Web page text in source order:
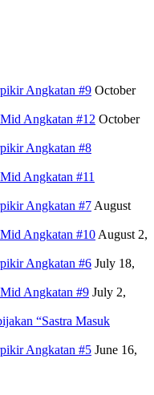
Angkatan #9 October
Angkatan #12 October
Angkatan #8
Angkatan #11
Angkatan #7 August
Angkatan #10 August 2,
Angkatan #6 July 18,
Angkatan #9 July 2,
“Sastra Masuk
Angkatan #5 June 16,